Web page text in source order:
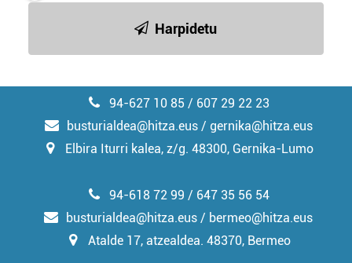
Harpidetu
94-627 10 85 / 607 29 22 23
busturialdea@hitza.eus / gernika@hitza.eus
Elbira Iturri kalea, z/g. 48300, Gernika-Lumo
94-618 72 99 / 647 35 56 54
busturialdea@hitza.eus / bermeo@hitza.eus
Atalde 17, atzealdea. 48370, Bermeo